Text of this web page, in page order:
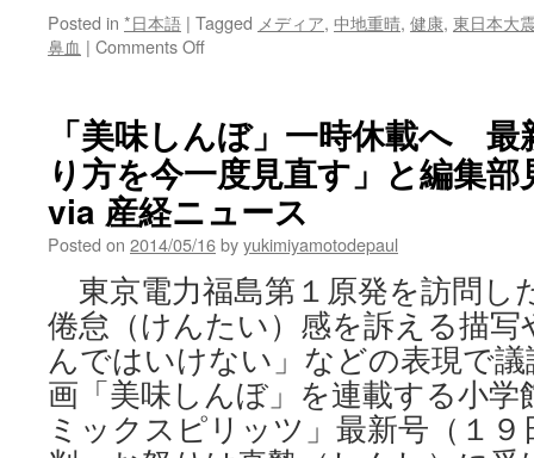
Posted in *日本語 | Tagged メディア, 中地重晴, 健康, 東日本大
鼻血 | Comments Offon
双
町
で
鼻
血
「有
意
に
多
い」
調
査
「避
「美味しんぼ」一時休載へ 最
り方を今一度見直す」と編集
via 産経ニュース
Posted on 2014/05/16byyukimiyamotodepaul
東京電力福島第１原発を訪問し
倦怠（けんたい）感を訴える描写
んではいけない」などの表現で
画「美味しんぼ」を連載する小
ミックスピリッツ」最新号（１